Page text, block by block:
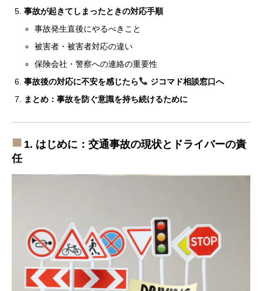
事故が起きてしまったときの対応手順
事故発生直後にやるべきこと
被害者・被害者対応の違い
保険会社・警察への連絡の重要性
事故後の対応に不安を感じたら
ジコマド相談窓口へ
まとめ：事故を防ぐ意識を持ち続けるために
1. はじめに：交通事故の現状とドライバーの責
任